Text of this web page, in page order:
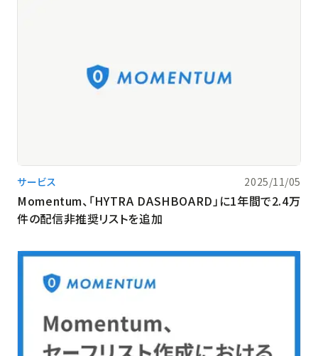
サービス 2025/11/05
Momentum、「HYTRA DASHBOARD」に1年間で2.4万
件の配信非推奨リストを追加